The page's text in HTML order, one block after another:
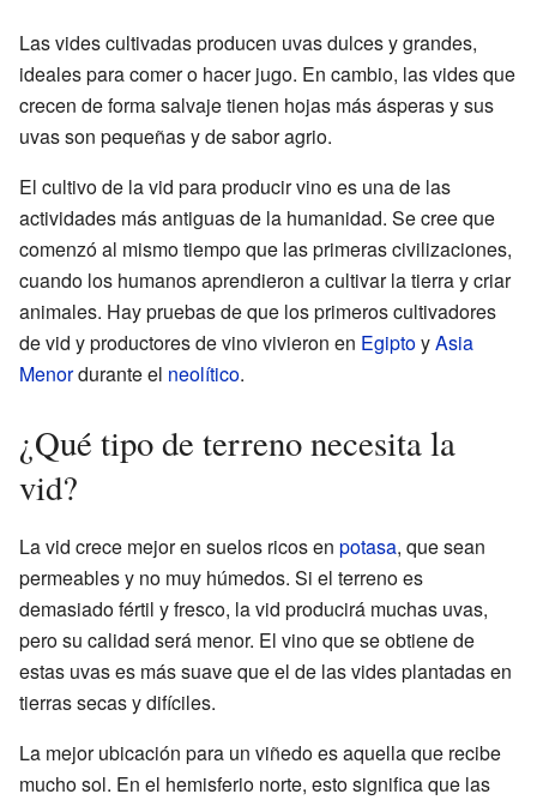
Las vides cultivadas producen uvas dulces y grandes,
ideales para comer o hacer jugo. En cambio, las vides que
crecen de forma salvaje tienen hojas más ásperas y sus
uvas son pequeñas y de sabor agrio.
El cultivo de la vid para producir vino es una de las
actividades más antiguas de la humanidad. Se cree que
comenzó al mismo tiempo que las primeras civilizaciones,
cuando los humanos aprendieron a cultivar la tierra y criar
animales. Hay pruebas de que los primeros cultivadores
de vid y productores de vino vivieron en EgiptoyAsia
Menordurante el neolítico.
¿Qué tipo de terreno necesita la
vid?
La vid crece mejor en suelos ricos en potasa, que sean
permeables y no muy húmedos. Si el terreno es
demasiado fértil y fresco, la vid producirá muchas uvas,
pero su calidad será menor. El vino que se obtiene de
estas uvas es más suave que el de las vides plantadas en
tierras secas y difíciles.
La mejor ubicación para un viñedo es aquella que recibe
mucho sol. En el hemisferio norte, esto significa que las